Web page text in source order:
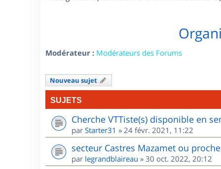
Modérateur : Modérateurs des Forums
Nouveau sujet
SUJETS
Cherche VTTiste(s) disponible en
par Starter31 » 24 févr. 2021, 11:22
secteur Castres Mazamet ou proche
par legrandblaireau » 30 oct. 2022, 20:12